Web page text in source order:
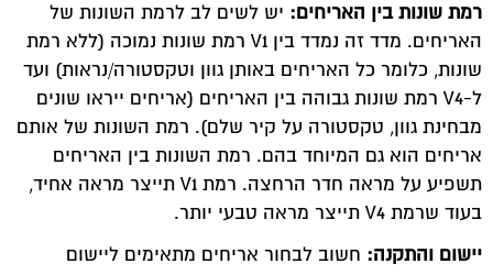
רמת שונות בין האריחים: יש לשים לב לרמת השונות של
האריחים. מדד זה נמדד בין V1 רמת שונות נמוכה (ללא רמת
שונות, כלומר כל האריחים באותן גוון וטקסטורה/נראות) ועד
ל-V4 רמת שונות גבוהה בין האריחים (אריחים ייראו שונים
מבחינת גוון, טקסטורה על קיר שלם). רמת השונות של אותם
אריחים הוא גם המיוחד בהם. רמת השונות בין האריחים
תשפיע על מראה חדר הרחצה. רמת V1 תייצר מראה אחיד,
בעוד שרמת V4 תייצר מראה טבעי יותר.
יישום והתקנה: חשוב לבחור אריחים מתאימים ליישום